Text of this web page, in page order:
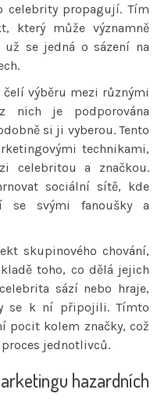
celebrity propagují. Tím
který může významně
se jedná o sázení na
výběru mezi různými
nich je podporována
si ji vyberou. Tento
technikami,
celebritou a značkou.
sociální sítě, kde
se svými fanoušky a
skupinového chování,
toho, co dělá jejich
sází nebo hraje,
se k ní připojili. Tímto
pocit kolem značky, což
jednotlivců.
hazardních